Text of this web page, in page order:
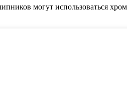
могут использоваться